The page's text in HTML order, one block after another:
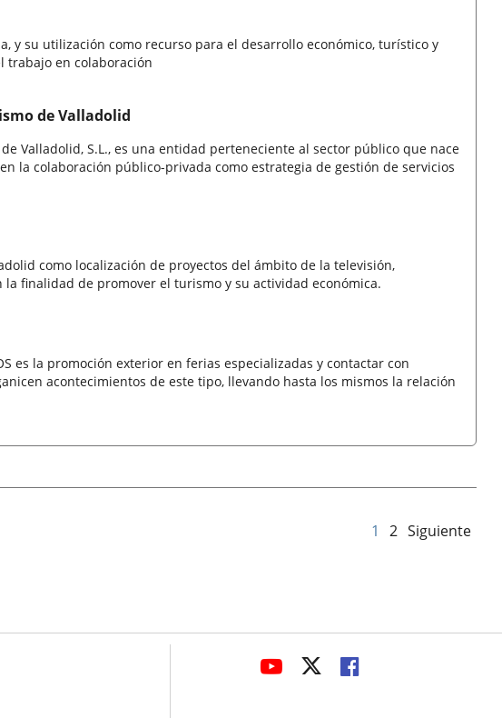
y su utilización como recurso para el desarrollo económico, turístico y
trabajo en colaboración
de Valladolid
Valladolid, S.L., es una entidad perteneciente al sector público que nace
la colaboración público-privada como estrategia de gestión de servicios
como localización de proyectos del ámbito de la televisión,
finalidad de promover el turismo y su actividad económica.
es la promoción exterior en ferias especializadas y contactar con
acontecimientos de este tipo, llevando hasta los mismos la relación
1 2 Siguiente
ENLACEENLACEENLACE